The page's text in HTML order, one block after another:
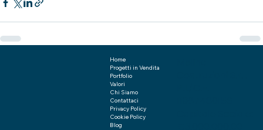
Home
Progetti in Vendita
Portfolio
Valori
Chi Siamo
Contattaci
Privacy Policy
Cookie Policy
Blog